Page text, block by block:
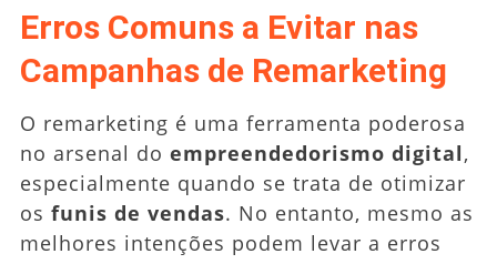
Erros Comuns a Evitar nas
Campanhas de Remarketing
O remarketing é uma ferramenta poderosa
no arsenal do empreendedorismo digital,
especialmente quando se trata de otimizar
os funis de vendas. No entanto, mesmo as
melhores intenções podem levar a erros